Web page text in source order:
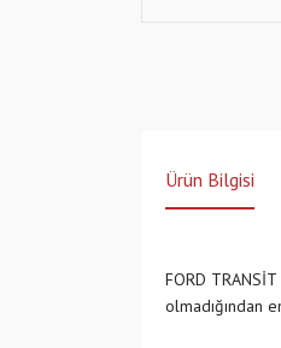
Ürün Bilgisi
FORD
olmadığından